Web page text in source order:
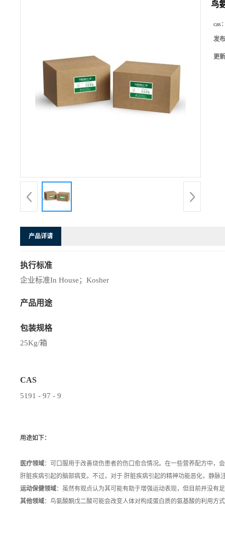
鸟
cas
发
更
产品详请
执行标准
企业标准In House；Kosher
产品用途
包装规格
25Kg/箱
CAS
5191 - 97 - 9
用途如下：
医疗领域：可口服用于改善烧伤患者的伤口愈合情况。在一些营养配方中，
肝脏疾病引起的脑部病变。不过，对于 肝脏疾病引起的精神功能恶化，静
运动保健领域：虽然有观点认为其可能有助于增强运动表现，但目前并没有
其他领域：鸟氨酸酮戊二酸可能会改变人体对构成蛋白质的氨基酸的利用方